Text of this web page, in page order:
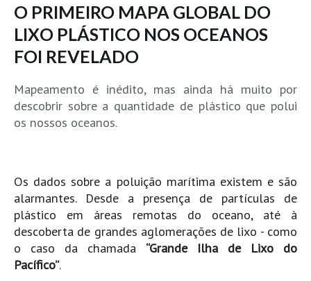
Vila Praia de Âncora HD
Viana do Castelo HD
Viana Pontão HD
GRANDE PORTO
Azurara HD
Praia de Árvore - Areal HD
Mindelo
Mindelo meia laranja HD
Pedras do Corgo - Melanina HD
O PRIMEIRO MAPA GLOBAL DO
LIXO PLÁSTICO NOS OCEANOS
FOI REVELADO
Mapeamento é inédito, mas ainda há muito por
descobrir sobre a quantidade de plástico que polui
os nossos oceanos.
Os dados sobre a poluição marítima existem e são
alarmantes. Desde a presença de partículas de
plástico em áreas remotas do oceano, até à
descoberta de grandes aglomerações de lixo - como
o caso da chamada “Grande Ilha de Lixo do
Pacífico”.